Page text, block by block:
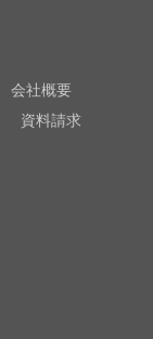
会社概要
資料請求